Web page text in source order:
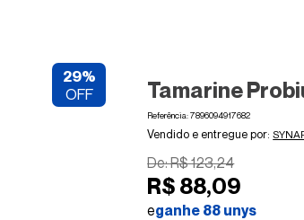
29%
OFF Tamarine
Referência:7896094917682
De:R$123,24
R$ 88,09
eganhe 88 unys